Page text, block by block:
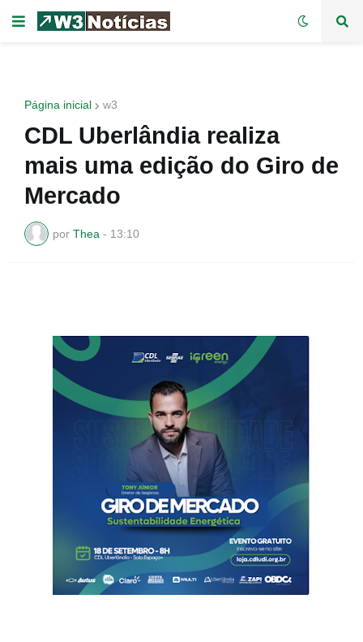
Página inicial w3
CDL Uberlândia realiza
mais uma edição do Giro de
Mercado
por Thea - 13:10